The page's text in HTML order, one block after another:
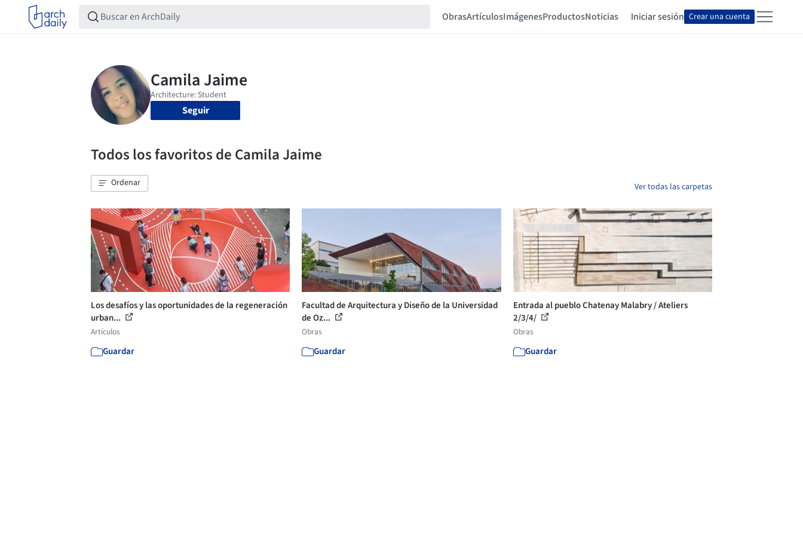
ObrasArtículosImágenesProductosNoticias Iniciar sesión Crear una cuenta
Seguir
Todos los favoritos de Camila Jaime
Ordenar Ver todas las carpetas
Los desafíos y las oportunidades de la regeneración
urban...
Artículos
Guardar
Facultad de Arquitectura y Diseño de la Universidad
de Oz...
Obras
Guardar
Entrada al pueblo Chatenay Malabry / Ateliers
2/3/4/
Obras
Guardar